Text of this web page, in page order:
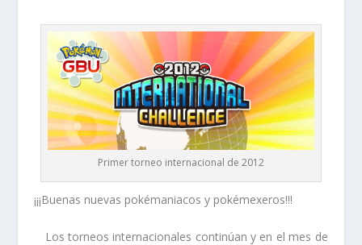
Primer torneo internacional de 2012
¡¡¡Buenas nuevas pokémaniacos y pokémexeros!!!
Los torneos internacionales continúan y en el mes de